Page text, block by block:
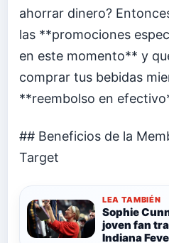
ahorrar dinero?
las **promociones
en este momento** y
comprar tus bebidas
**reembolso en
## Beneficios de la
Target
LEA TAMBIÉN
Sophie
joven fan
Indiana